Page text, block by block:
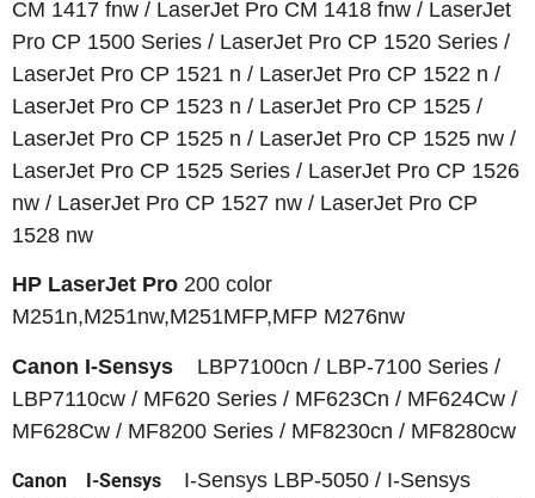
CM 1417 fnw / LaserJet Pro CM 1418 fnw / LaserJet
Pro CP 1500 Series / LaserJet Pro CP 1520 Series /
LaserJet Pro CP 1521 n / LaserJet Pro CP 1522 n /
LaserJet Pro CP 1523 n / LaserJet Pro CP 1525 /
LaserJet Pro CP 1525 n / LaserJet Pro CP 1525 nw /
LaserJet Pro CP 1525 Series / LaserJet Pro CP 1526
nw / LaserJet Pro CP 1527 nw / LaserJet Pro CP
1528 nw
HP LaserJet Pro 200 color
M251n,M251nw,M251MFP,MFP M276nw
Canon I-Sensys
LBP7100cn / LBP-7100 Series /
LBP7110cw / MF620 Series / MF623Cn / MF624Cw /
MF628Cw / MF8200 Series / MF8230cn / MF8280cw
Canon I-Sensys
I-Sensys LBP-5050 / I-Sensys